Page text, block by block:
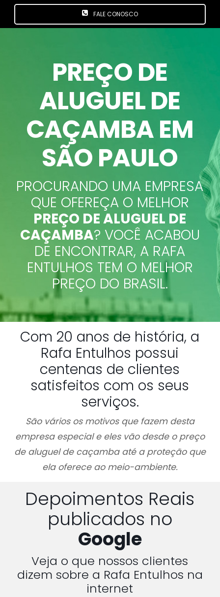
FALE CONOSCO
PREÇO DE
ALUGUEL DE
CAÇAMBA EM
SÃO PAULO
PROCURANDO UMA EMPRESA
QUE OFEREÇA O MELHOR
PREÇO DE ALUGUEL DE
CAÇAMBA? VOCÊ ACABOU
DE ENCONTRAR, A RAFA
ENTULHOS TEM O MELHOR
PREÇO DO BRASIL.
Com 20 anos de história, a
Rafa Entulhos possui
centenas de clientes
satisfeitos com os seus
serviços.
São vários os motivos que fazem desta
empresa especial e eles vão desde o preço
de aluguel de caçamba até a proteção que
ela oferece ao meio-ambiente.
Depoimentos Reais
publicados no
Google
Veja o que nossos clientes
dizem sobre a Rafa Entulhos na
internet